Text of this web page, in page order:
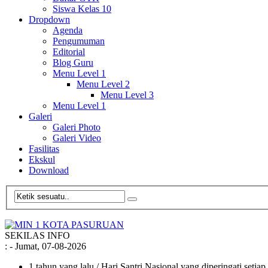
Siswa Kelas 10
Dropdown
Agenda
Pengumuman
Editorial
Blog Guru
Menu Level 1
Menu Level 2
Menu Level 3
Menu Level 1
Galeri
Galeri Photo
Galeri Video
Fasilitas
Ekskul
Download
SEKILAS INFO
: - Jumat, 07-08-2026